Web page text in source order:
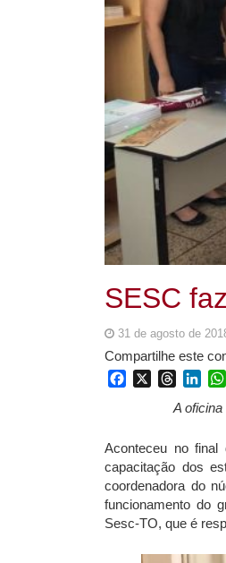
SESC
31 de agosto de
Compartilhe este
FacebookThreads
A
Aconteceu no
capacitação dos
coordenadora do
funcionamento do
Sesc-TO, que é